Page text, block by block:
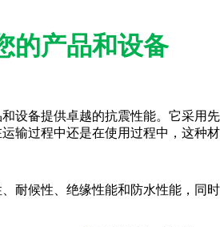
的产品和设备
设备提供卓越的抗震性能。它采
输过程中还是在使用过程中，这种
耐候性、绝缘性能和防水性能，